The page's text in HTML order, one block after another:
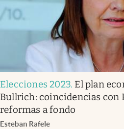
Elecciones 2023. El plan
Bullrich: coincidencias con
reformas a fondo
Esteban Rafele